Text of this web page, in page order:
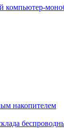
компьютер-
накопителем